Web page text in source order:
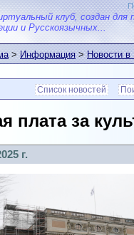
клуб, создан для
и Русскоязычных...
>Информация>Новости
Список новостей
плата за
г.